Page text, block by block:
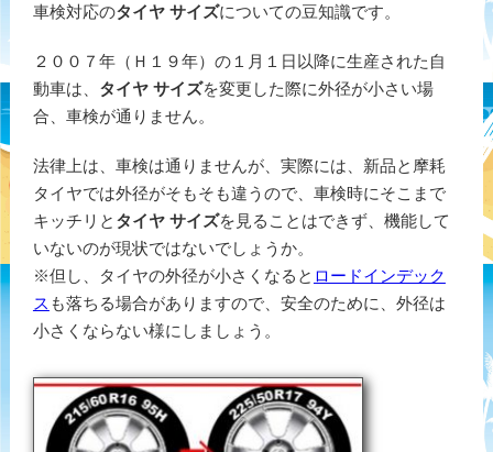
車検対応のタイヤ サイズについての豆知識です。
２００７年（Ｈ１９年）の１月１日以降に生産された自
動車は、 タイヤ サイズを変更した際に外径が小さい場
合、車検が通りません。
法律上は、車検は通りませんが、実際には、新品と摩耗
タイヤでは外径がそもそも違うので、車検時にそこまで
キッチリと タイヤ サイズを見ることはできず、機能して
いないのが現状ではないでしょうか。
※但し、タイヤの外径が小さくなると ロードインデック
ス も落ちる場合がありますので、安全のために、外径は
小さくならない様にしましょう。